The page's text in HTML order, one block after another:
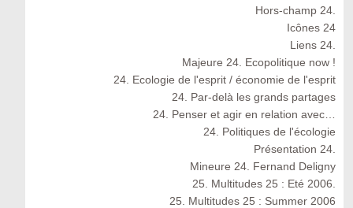
Hors-champ 24.
Icônes 24
Liens 24.
Majeure 24. Ecopolitique now !
24. Ecologie de l'esprit / économie de l'esprit
24. Par-delà les grands partages
24. Penser et agir en relation avec…
24. Politiques de l'écologie
Présentation 24.
Mineure 24. Fernand Deligny
25. Multitudes 25 : Eté 2006.
25. Multitudes 25 : Summer 2006